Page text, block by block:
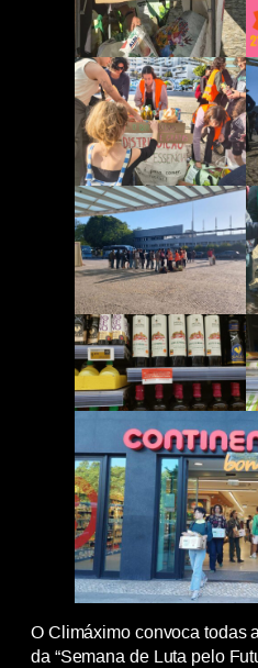
O Climáximo convoca todas
da “Semana de Luta pelo